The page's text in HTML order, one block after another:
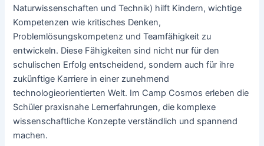
Naturwissenschaften und Technik) hilft Kindern, wichtige
Kompetenzen wie kritisches Denken,
Problemlösungskompetenz und Teamfähigkeit zu
entwickeln. Diese Fähigkeiten sind nicht nur für den
schulischen Erfolg entscheidend, sondern auch für ihre
zukünftige Karriere in einer zunehmend
technologieorientierten Welt. Im Camp Cosmos erleben die
Schüler praxisnahe Lernerfahrungen, die komplexe
wissenschaftliche Konzepte verständlich und spannend
machen.